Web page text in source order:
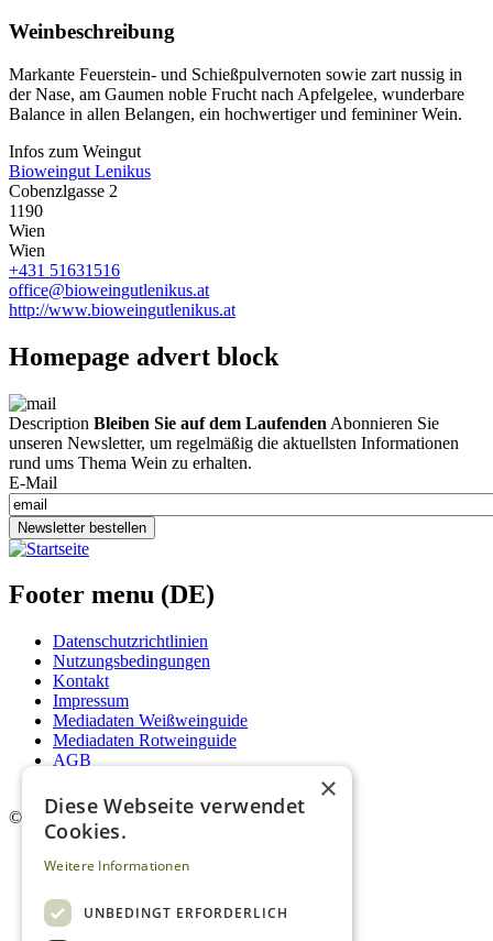
Weinbeschreibung
Markante Feuerstein- und Schießpulvernoten sowie zart nussig in
der Nase, am Gaumen noble Frucht nach Apfelgelee, wunderbare
Balance in allen Belangen, ein hochwertiger und femininer Wein.
Infos zum Weingut
Bioweingut Lenikus
Cobenzlgasse 2
1190
Wien
Wien
+431 51631516
office@bioweingutlenikus.at
http://www.bioweingutlenikus.at
Homepage advert block
Description Bleiben Sie auf dem Laufenden Abonnieren Sie
unseren Newsletter, um regelmäßig die aktuellsten Informationen
rund ums Thema Wein zu erhalten.
E-Mail
Newsletter bestellen
Footer menu (DE)
Datenschutzrichtlinien
Nutzungsbedingungen
Kontakt
Impressum
Mediadaten Weißweinguide
Mediadaten Rotweinguide
AGB
© 2026. Alle Rechte vorbehalten.
×
Diese Webseite verwendet
Cookies.
Weitere Informationen
UNBEDINGT ERFORDERLICH